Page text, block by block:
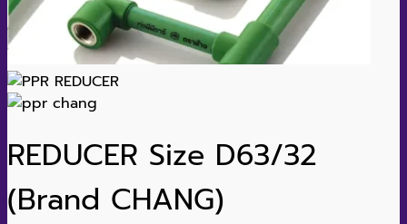
REDUCER Size D63/32
(Brand CHANG)